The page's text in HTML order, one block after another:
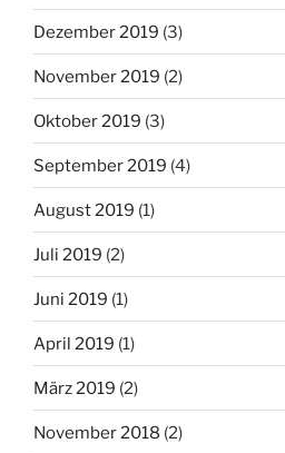
Dezember 2019 (3)
November 2019 (2)
Oktober 2019 (3)
September 2019 (4)
August 2019 (1)
Juli 2019 (2)
Juni 2019 (1)
April 2019 (1)
März 2019 (2)
November 2018 (2)